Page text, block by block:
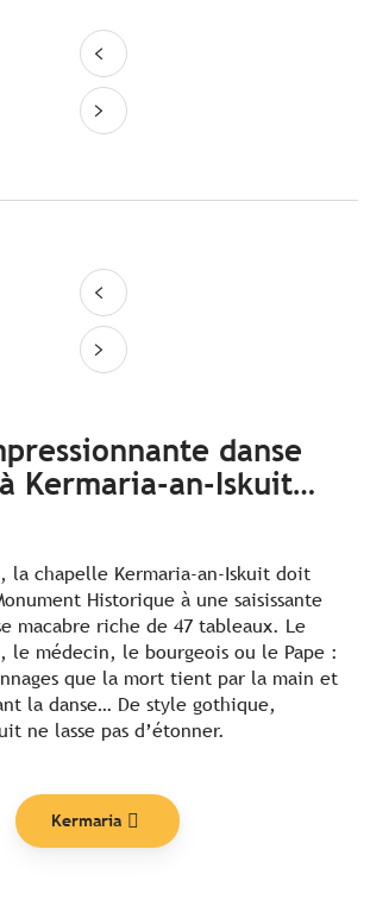
danse
Kermaria-an-Iskuit…
la chapelle Kermaria-an-Iskuit doit
Historique à une saisissante
macabre riche de 47 tableaux. Le
le médecin, le bourgeois ou le Pape :
que la mort tient par la main et
la danse… De style gothique,
ne lasse pas d’étonner.
Kermaria